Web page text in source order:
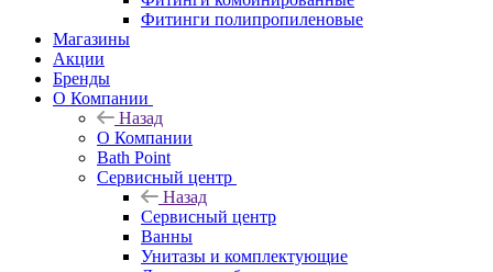
Фитинги полипропиленовые
Магазины
Акции
Бренды
О Компании
Назад
О Компании
Bath Point
Сервисный центр
Назад
Сервисный центр
Ванны
Унитазы и комплектующие